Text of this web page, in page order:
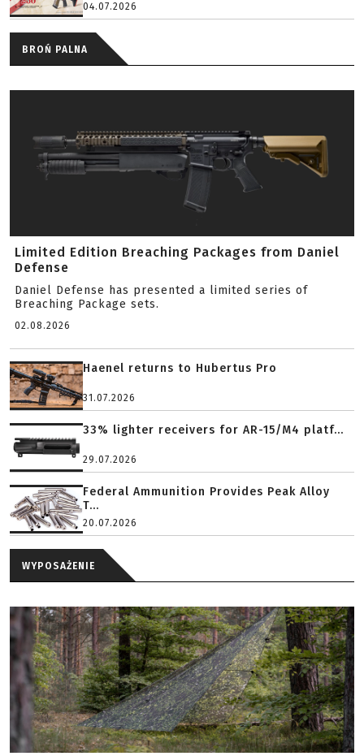
04.07.2026
BROŃ PALNA
Limited Edition Breaching Packages from Daniel
Defense
Daniel Defense has presented a limited series of
Breaching Package sets.
02.08.2026
Haenel returns to Hubertus Pro
31.07.2026
33% lighter receivers for AR-15/M4 platf...
29.07.2026
Federal Ammunition Provides Peak Alloy
T...
20.07.2026
WYPOSAŻENIE